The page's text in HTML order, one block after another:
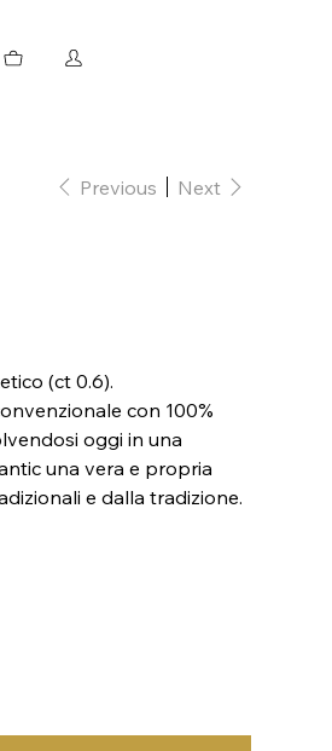
Previous Next
(ct 0.6).
con 100%
oggi in una
una vera e propria
e dalla tradizione.